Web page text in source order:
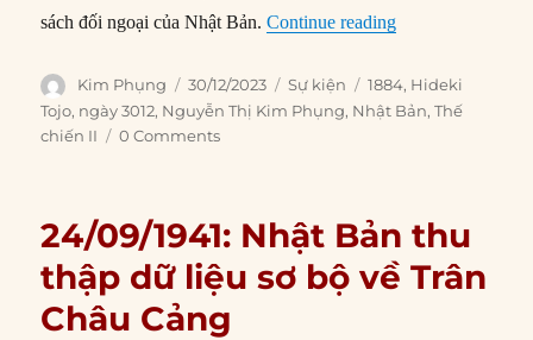
sách đối ngoại của Nhật Bản.Continue reading“30/12/1884:
Author
Kim Phụng
Posted
on
30/12/2023 Categories
Sự kiện Tags
1884, Hideki
Tojo, ngày 3012, Nguyễn Thị Kim Phụng, Nhật Bản,Thế
chiến II
0 Comments
24/09/1941: Nhật Bản thu
thập dữ liệu sơ bộ về Trân
Châu Cảng